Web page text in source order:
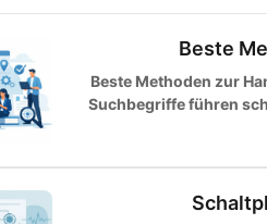
Beste
Beste Methoden zur
Suchbegriffe führen